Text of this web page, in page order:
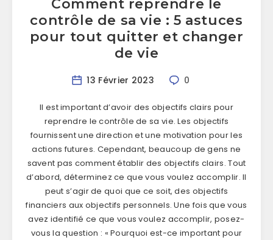
Comment reprendre le
contrôle de sa vie : 5 astuces
pour tout quitter et changer
de vie
13 Février 2023 0
Il est important d’avoir des objectifs clairs pour
reprendre le contrôle de sa vie. Les objectifs
fournissent une direction et une motivation pour les
actions futures. Cependant, beaucoup de gens ne
savent pas comment établir des objectifs clairs. Tout
d’abord, déterminez ce que vous voulez accomplir. Il
peut s’agir de quoi que ce soit, des objectifs
financiers aux objectifs personnels. Une fois que vous
avez identifié ce que vous voulez accomplir, posez-
vous la question : « Pourquoi est-ce important pour